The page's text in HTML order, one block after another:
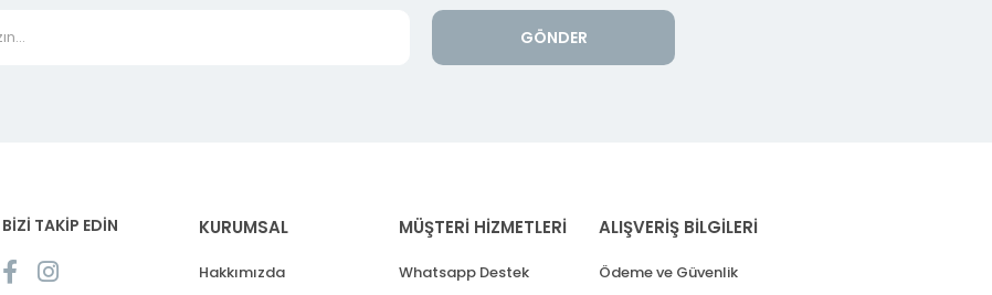
GÖNDER
BİZİ TAKİP EDİN KURUMSAL
Hakkımızda
MÜŞTERİ HİZMETLERİ
Whatsapp Destek
ALIŞVERİŞ BİLGİLERİ
Ödeme ve Güvenlik